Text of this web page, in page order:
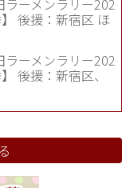
ラーメンラリー202
後援：新宿区 ほ
ラーメンラリー202
後援：新宿区、